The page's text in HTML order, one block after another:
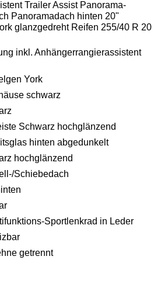
Trailer Assist Panorama-
Panoramadach hinten 20"
glanzgedreht Reifen 255/40 R 20
inkl. Anhängerrangierassistent
York
schwarz
Schwarz hochglänzend
hinten abgedunkelt
hochglänzend
Schiebedach
Sportlenkrad in Leder
getrennt